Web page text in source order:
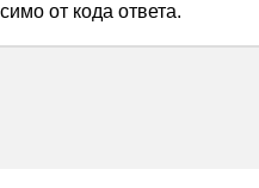
от кода ответа.